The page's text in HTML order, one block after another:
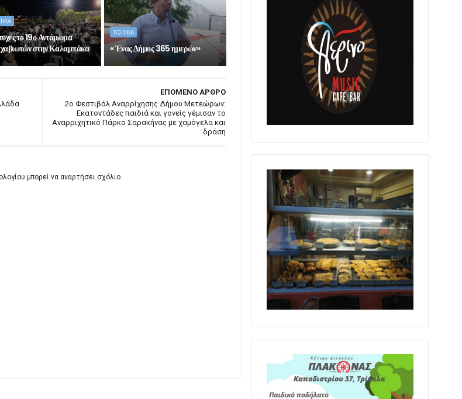
το 19ο Αντάμωμα
στην Καλαμπάκα
ΤΟΠΙΚΑ
« Ένας Δήμος 365 ημερών»
ΕΠΟΜΕΝΟ ΑΡΘΡΟ
2ο Φεστιβάλ Αναρρίχησης Δήμου Μετεώρων:
Εκατοντάδες παιδιά και γονείς γέμισαν το
Αναρριχητικό Πάρκο Σαρακήνας με χαμόγελα και
δράση
μπορεί να αναρτήσει σχόλιο.